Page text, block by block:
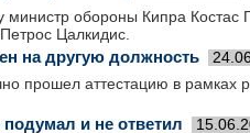
обороны Кипра Костас
Цалкидис.
на другую должность
прошел аттестацию в
и не ответил